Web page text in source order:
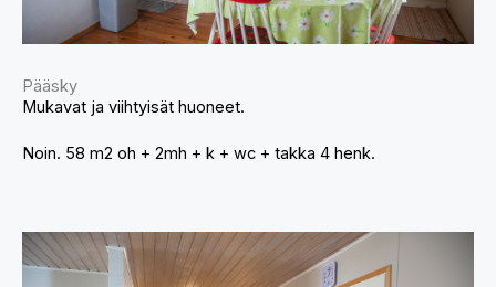
Pääsky
Mukavat ja viihtyisät huoneet.
Noin. 58 m2 oh + 2mh + k + wc + takka 4 henk.